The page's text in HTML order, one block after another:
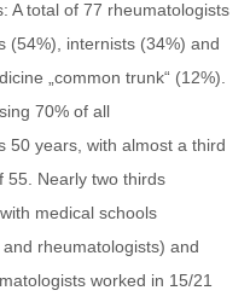
A total of 77 rheumatologists
(54%), internists (34%) and
„common trunk“ (12%).
70% of all
50 years, with almost a third
55. Nearly two thirds
medical schools
rheumatologists) and
worked in 15/21